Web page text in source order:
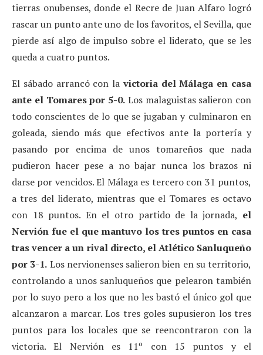
tierras onubenses, donde el Recre de Juan Alfaro logró
rascar un punto ante uno de los favoritos, el Sevilla, que
pierde así algo de impulso sobre el liderato, que se les
queda a cuatro puntos.
El sábado arrancó con la victoria del Málaga en casa
ante el Tomares por 5-0. Los malaguistas salieron con
todo conscientes de lo que se jugaban y culminaron en
goleada, siendo más que efectivos ante la portería y
pasando por encima de unos tomareños que nada
pudieron hacer pese a no bajar nunca los brazos ni
darse por vencidos. El Málaga es tercero con 31 puntos,
a tres del liderato, mientras que el Tomares es octavo
con 18 puntos. En el otro partido de la jornada, el
Nervión fue el que mantuvo los tres puntos en casa
tras vencer a un rival directo, el Atlético Sanluqueño
por 3-1. Los nervionenses salieron bien en su territorio,
controlando a unos sanluqueños que pelearon también
por lo suyo pero a los que no les bastó el único gol que
alcanzaron a marcar. Los tres goles supusieron los tres
puntos para los locales que se reencontraron con la
victoria. El Nervión es 11º con 15 puntos y el